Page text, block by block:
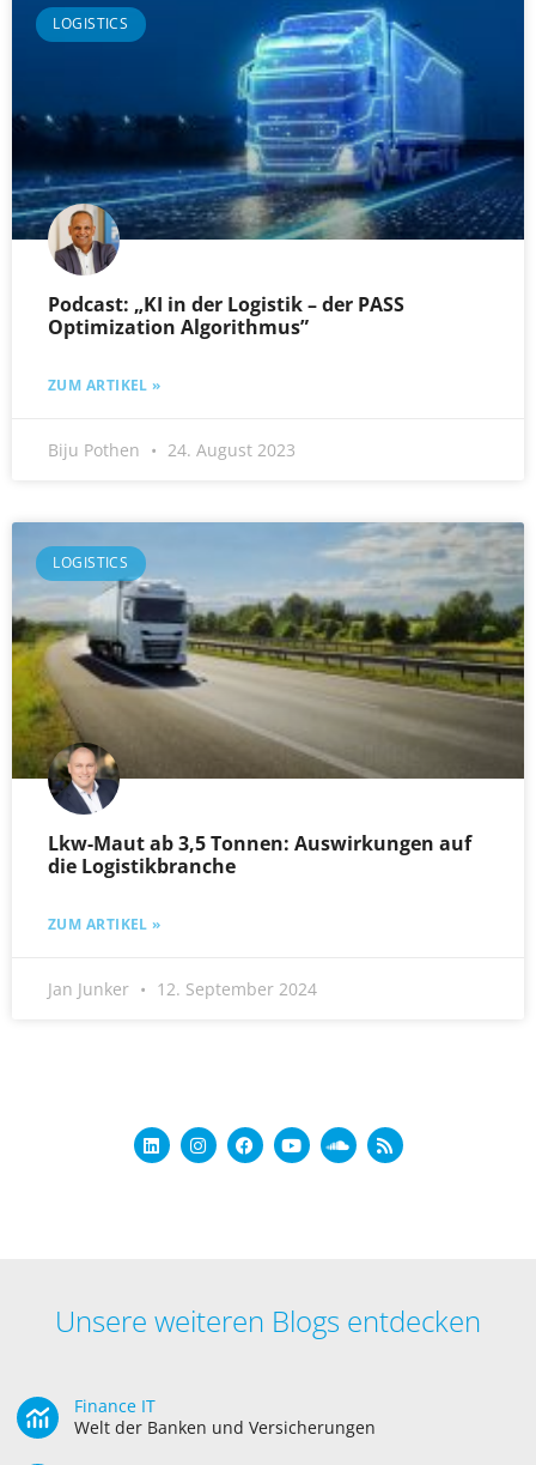
LOGISTICS
Podcast: „KI in der Logistik – der PASS
Optimization Algorithmus”
ZUM ARTIKEL »
Biju Pothen 24. August 2023
LOGISTICS
Lkw-Maut ab 3,5 Tonnen: Auswirkungen auf
die Logistikbranche
ZUM ARTIKEL »
Jan Junker 12. September 2024
Unsere weiteren Blogs entdecken
Finance IT
Welt der Banken und Versicherungen